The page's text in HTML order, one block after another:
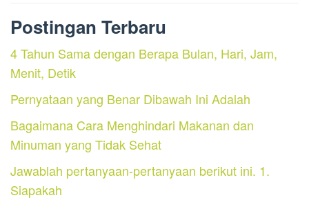
Postingan Terbaru
4 Tahun Sama dengan Berapa Bulan, Hari, Jam,
Menit, Detik
Pernyataan yang Benar Dibawah Ini Adalah
Bagaimana Cara Menghindari Makanan dan
Minuman yang Tidak Sehat
Jawablah pertanyaan-pertanyaan berikut ini. 1.
Siapakah